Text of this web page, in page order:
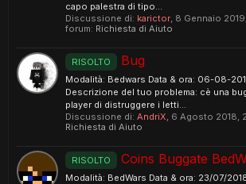
capo palestra di tipo...
Discussione di: karictor, 8 Gennaio 2019
forum: Richiesta di Aiuto
RISOLTO Bug
Modalità: Bedwars Data & ora: 06-08-
Descrizione del tuo problema: cè una
player di distruggere i letti...
Discussione di: AndriX, 6 Agosto 2018,
Richiesta di Aiuto
RISOLTO Coins Buggate
Modalità: BedWars Data & ora: 23/07/